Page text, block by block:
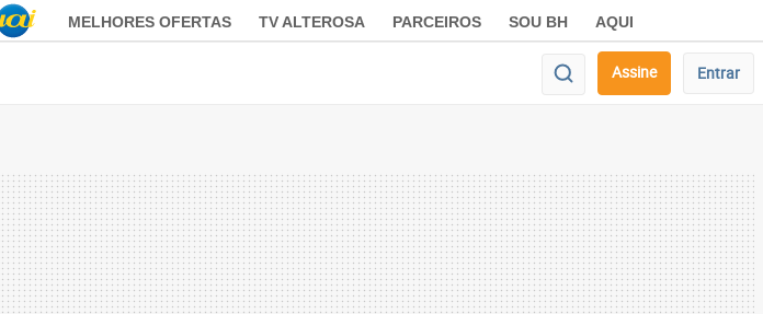
MELHORES OFERTAS TV ALTEROSA PARCEIROS SOU BH AQUI
Assine Entrar